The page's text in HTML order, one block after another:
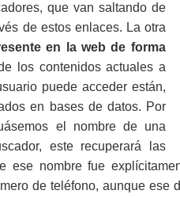
que van saltando de
de estos enlaces. La otra
en la web de forma
los contenidos actuales a
puede acceder están,
en bases de datos. Por
el nombre de una
este recuperará las
ese nombre fue
de teléfono, aunque